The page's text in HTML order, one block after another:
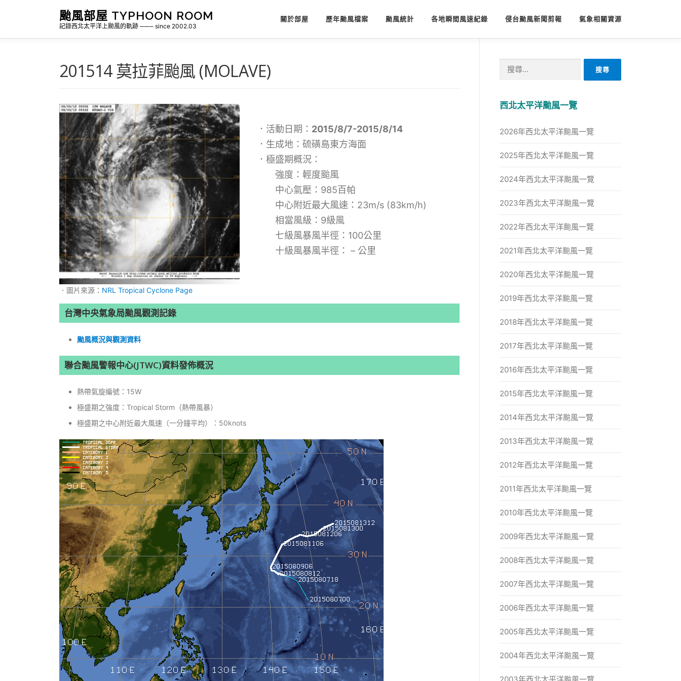
要
颱風部屋 TYPHOON ROOM
記錄西北太平洋上颱風的軌跡 ─── since 2002.03
關於部屋 歷年颱風檔案 颱風統計 各地瞬間風速紀錄 侵台颱風新聞剪報 氣象相關資源
201514 莫拉菲颱風 (MOLAVE)
．活動日期： 2015/8/7-2015/8/14
．生成地：硫磺島東方海面
．極盛期概況：
強度：輕度颱風
中心氣壓：985百帕
中心附近最大風速：23m/s (83km/h)
相當風級：9級風
七級風暴風半徑：100公里
十級風暴風半徑： – 公里
．圖片來源： NRL Tropical Cyclone Page
台灣中央氣象局颱風觀測記錄
颱風概況與觀測資料
聯合颱風警報中心(JTWC)資料發佈概況
熱帶氣旋編號：15W
極盛期之強度：Tropical Storm（熱帶風暴）
極盛期之中心附近最大風速（一分鐘平均）：50knots
字:
西北太平洋颱風一覽
2026年西北太平洋颱風一覽
2025年西北太平洋颱風一覽
2024年西北太平洋颱風一覽
2023年西北太平洋颱風一覽
2022年西北太平洋颱風一覽
2021年西北太平洋颱風一覽
2020年西北太平洋颱風一覽
2019年西北太平洋颱風一覽
2018年西北太平洋颱風一覽
2017年西北太平洋颱風一覽
2016年西北太平洋颱風一覽
2015年西北太平洋颱風一覽
2014年西北太平洋颱風一覽
2013年西北太平洋颱風一覽
2012年西北太平洋颱風一覽
2011年西北太平洋颱風一覽
2010年西北太平洋颱風一覽
2009年西北太平洋颱風一覽
2008年西北太平洋颱風一覽
2007年西北太平洋颱風一覽
2006年西北太平洋颱風一覽
2005年西北太平洋颱風一覽
2004年西北太平洋颱風一覽